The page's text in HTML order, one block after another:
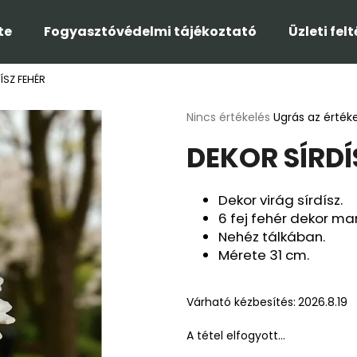
Fogyasztóvédelmi tájékoztató Üzleti
FEHÉR
A
átlagos
értékelése
csillag.
Nincs értékelés Ugrás az
DEKOR
Dekor virág sírdísz.
6 fej fehér dekor
Nehéz tálkában.
Mérete 31 cm.
Várható kézbesítés: 2026.8.19
A tétel elfogyott…
KERESÉS
Ajánljuk